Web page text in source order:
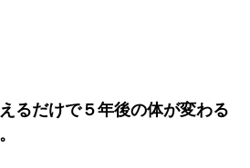
るだけで５年後の体が変わる